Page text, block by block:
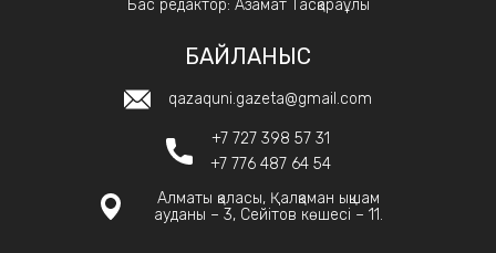
Бас редактор: Азамат Тасқараұлы
БАЙЛАНЫС
qazaquni.gazeta@gmail.com
+7 727 398 57 31
+7 776 487 64 54
Алматы қаласы, Қалқаман ықшам
ауданы – 3, Сейітов көшесі – 11.